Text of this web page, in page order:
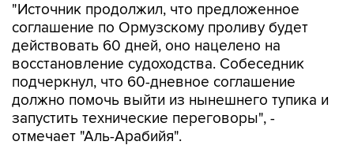
"Источник продолжил, что предложенное
соглашение по Ормузскому проливу будет
действовать 60 дней, оно нацелено на
восстановление судоходства. Собеседник
подчеркнул, что 60-дневное соглашение
должно помочь выйти из нынешнего тупика и
запустить технические переговоры", -
отмечает "Аль-Арабийя".